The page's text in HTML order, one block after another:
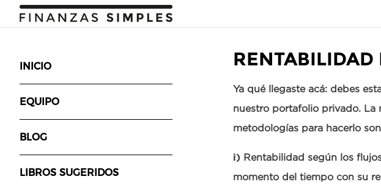
INICIO
EQUIPO
BLOG
LIBROS SUGERIDOS
RENTABILIDAD
Ya qué llegaste acá: debes
nuestro portafolio privado. La
metodologías para hacerlo
i) Rentabilidad según los
momento del tiempo con su